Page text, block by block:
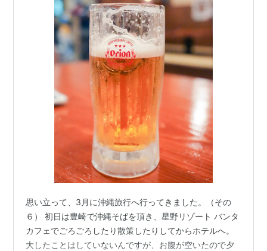
思い立って、3月に沖縄旅行へ行ってきました。（その
６） 初日は豊崎で沖縄そばを頂き、星野リゾート バンタ
カフェでごろごろしたり散策したりしてからホテルへ。
大したことはしていないんですが、お腹が空いたので夕